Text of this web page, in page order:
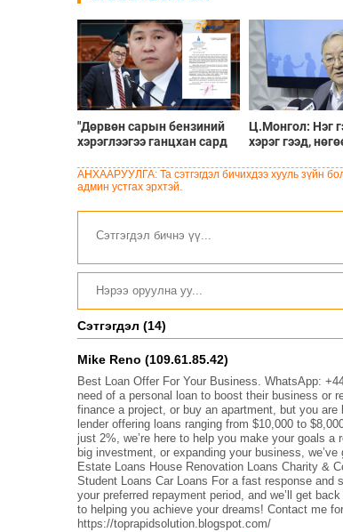
"Дөрвөн сарын бензиний
хэрэглээгээ ганцхан сард
мэдэгдсэн
П.Баянбаатарын
Ц.Монгол: Нэг
хэрэг гээд,
АНХААРУУЛГА: Та сэтгэгдэл бичихдээ хууль зүйн
админ устгах эрхтэй.
Сэтгэгдэл (14)
Mike Reno (109.61.85.42)
Best Loan Offer For Your Business. WhatsApp:
need of a personal loan to boost their business or
finance a project, or buy an apartment, but you
lender offering loans ranging from $10,000 to
just 2%, we’re here to help you make your goals
big investment, or expanding your business,
Estate Loans House Renovation Loans Charity &
Student Loans Car Loans For a fast response
your preferred repayment period, and we’ll get
to helping you achieve your dreams! Contact me
https://toprapidsolution.blogspot.com/